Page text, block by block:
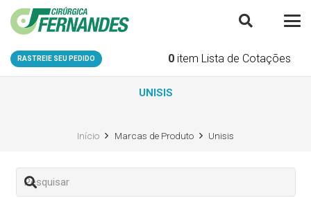
RASTREIE SEU PEDIDO 0 item Lista de Cotações
UNISIS
Início Marcas de Produto Unisis